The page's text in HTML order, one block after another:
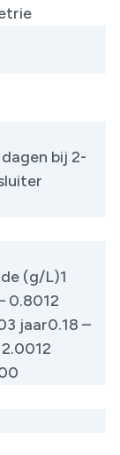
bij 2-
(g/L)1
0.8012
jaar0.18 –